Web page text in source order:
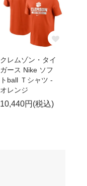
クレムゾン・タイ
ガース Nike ソフ
トball Ｔシャツ -
オレンジ
10,440円(税込)